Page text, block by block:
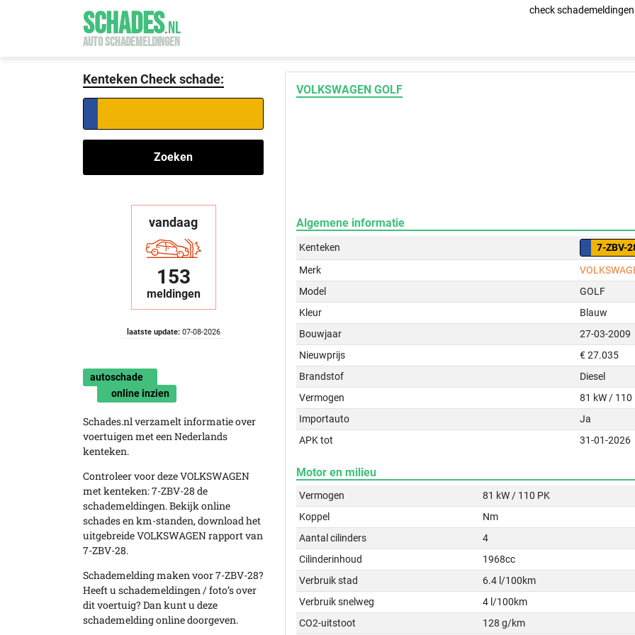
SCHADES.NL
AUTO SCHADEMELDINGEN
check
Kenteken Check schade:
Zoeken
vandaag
153
meldingen
laatste update:07-08-2026
autoschade
online inzien
Schades.nl verzamelt informatie over
voertuigen met een Nederlands
kenteken.
Controleer voor deze VOLKSWAGEN
met kenteken: 7-ZBV-28 de
schademeldingen. Bekijk online
schades en km-standen, download het
uitgebreide VOLKSWAGEN rapport van
7-ZBV-28.
Schademelding maken voor 7-ZBV-28?
Heeft u schademeldingen / foto’s over
dit voertuig? Dan kunt u deze
schademelding online doorgeven.
VOLKSWAGEN GOLF
Algemene informatie
Kenteken
7-ZBV-
Merk
Model
GOLF
Kleur
Blauw
Bouwjaar
27-03-2009
Nieuwprijs
€ 27.035
Brandstof
Diesel
Vermogen
81 kW / 110
Importauto
Ja
APK tot
31-01-2026
Motor en milieu
Vermogen
81 kW / 110 PK
Koppel
Nm
Aantal cilinders
4
Cilinderinhoud
1968cc
Verbruik stad
6.4 l/100km
Verbruik snelweg
4 l/100km
CO2-uitstoot
128 g/km